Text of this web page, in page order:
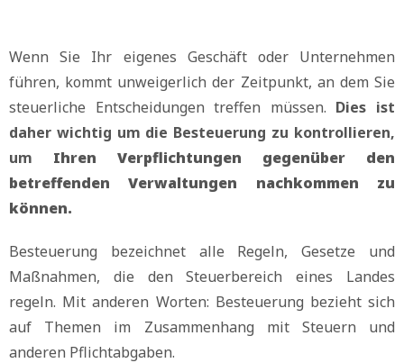
Wenn Sie Ihr eigenes Geschäft oder Unternehmen
führen, kommt unweigerlich der Zeitpunkt, an dem Sie
steuerliche Entscheidungen treffen müssen. Dies ist
daher wichtig um die Besteuerung zu kontrollieren,
um Ihren Verpflichtungen gegenüber den
betreffenden Verwaltungen nachkommen zu
können.
Besteuerung bezeichnet alle Regeln, Gesetze und
Maßnahmen, die den Steuerbereich eines Landes
regeln. Mit anderen Worten: Besteuerung bezieht sich
auf Themen im Zusammenhang mit Steuern und
anderen Pflichtabgaben.